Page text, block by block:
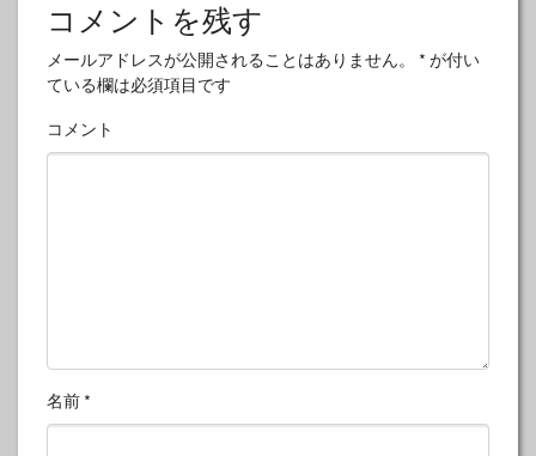
コメントを残す
メールアドレスが公開されることはありません。 * が付い
ている欄は必須項目です
コメント
名前 *